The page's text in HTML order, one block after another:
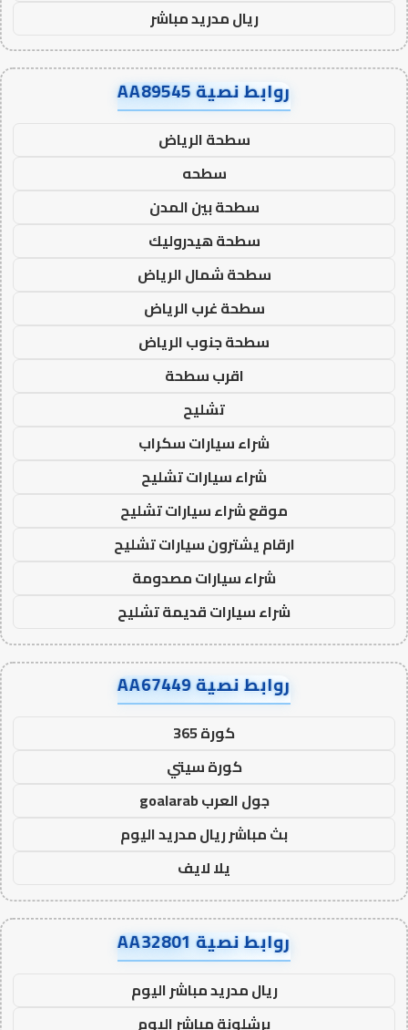
ريال مدريد مباشر
روابط نصية AA89545
سطحة الرياض
سطحه
سطحة بين المدن
سطحة هيدروليك
سطحة شمال الرياض
سطحة غرب الرياض
سطحة جنوب الرياض
اقرب سطحة
تشليح
شراء سيارات سكراب
شراء سيارات تشليح
موقع شراء سيارات تشليح
ارقام يشترون سيارات تشليح
شراء سيارات مصدومة
شراء سيارات قديمة تشليح
روابط نصية AA67449
كورة 365
كورة سيتي
جول العرب goalarab
بث مباشر ريال مدريد اليوم
يلا لايف
روابط نصية AA32801
ريال مدريد مباشر اليوم
برشلونة مباشر اليوم